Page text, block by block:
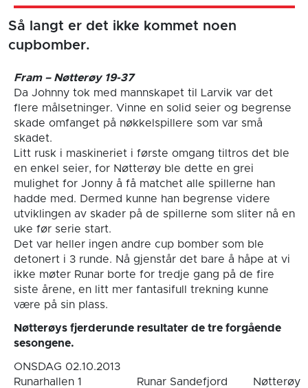
Så langt er det ikke kommet noen
cupbomber.
Fram – Nøtterøy 19-37
Da Johnny tok med mannskapet til Larvik var det
flere målsetninger. Vinne en solid seier og begrense
skade omfanget på nøkkelspillere som var små
skadet.
Litt rusk i maskineriet i første omgang tiltros det ble
en enkel seier, for Nøtterøy ble dette en grei
mulighet for Jonny å få matchet alle spillerne han
hadde med. Dermed kunne han begrense videre
utviklingen av skader på de spillerne som sliter nå en
uke før serie start.
Det var heller ingen andre cup bomber som ble
detonert i 3 runde. Nå gjenstår det bare å håpe at vi
ikke møter Runar borte for tredje gang på de fire
siste årene, en litt mer fantasifull trekning kunne
være på sin plass.
Nøtterøys fjerderunde resultater de tre forgående
sesongene.
ONSDAG 02.10.2013
Runarhallen 1
Runar Sandefjord Nøtterøy